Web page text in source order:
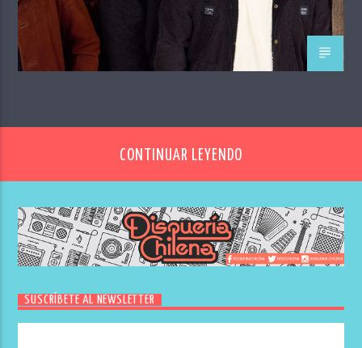
CONTINUAR LEYENDO
SUSCRÍBETE AL NEWSLETTER